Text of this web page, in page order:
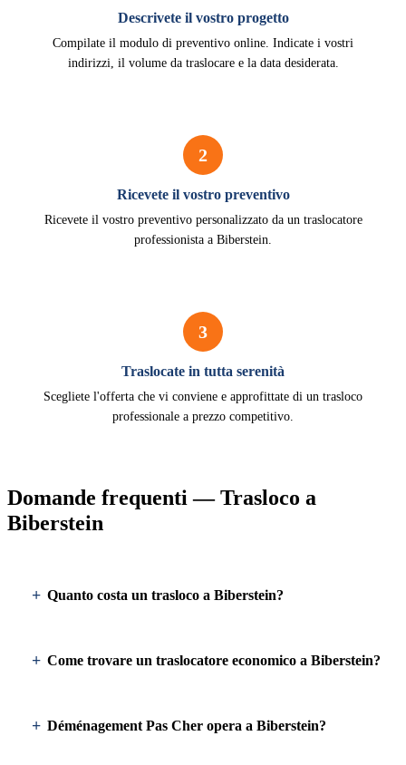
Descrivete il vostro progetto
Compilate il modulo di preventivo online. Indicate i vostri
indirizzi, il volume da traslocare e la data desiderata.
2
Ricevete il vostro preventivo
Ricevete il vostro preventivo personalizzato da un traslocatore
professionista a Biberstein.
3
Traslocate in tutta serenità
Scegliete l'offerta che vi conviene e approfittate di un trasloco
professionale a prezzo competitivo.
Domande frequenti — Trasloco a
Biberstein
Quanto costa un trasloco a Biberstein?
Come trovare un traslocatore economico a Biberstein?
Déménagement Pas Cher opera a Biberstein?